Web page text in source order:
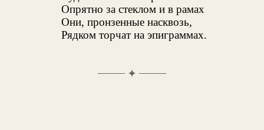
Опрятно за стеклом и в рамах
Они, пронзенные насквозь,
Рядком торчат на эпиграммах.
✦